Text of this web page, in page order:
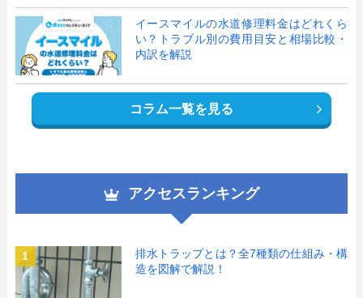
イースマイルの水道修理料金はどれくら
い？トラブル別の費用目安と相場比較・
内訳を解説
コラム一覧を見る
アクセスランキング
1
排水トラップとは？全7種類の仕組み・構
造を図解で解説！